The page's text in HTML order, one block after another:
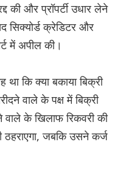
की और प्रॉपर्टी उधार लेने
सिक्योर्ड क्रेडिटर और
में अपील की।
था कि क्या बकाया बिक्री
वाले के पक्ष में बिक्री
वाले के खिलाफ रिकवरी की
ठहराएगा, जबकि उसने कर्ज